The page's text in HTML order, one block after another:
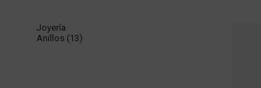
Joyería
Anillos (13)